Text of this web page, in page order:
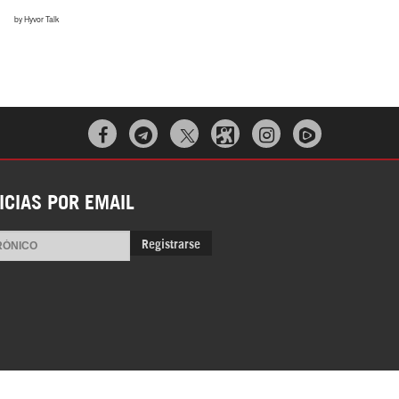
Irán pide “tolerancia cero” ante ataques
  
POR EMAIL
Registrarse